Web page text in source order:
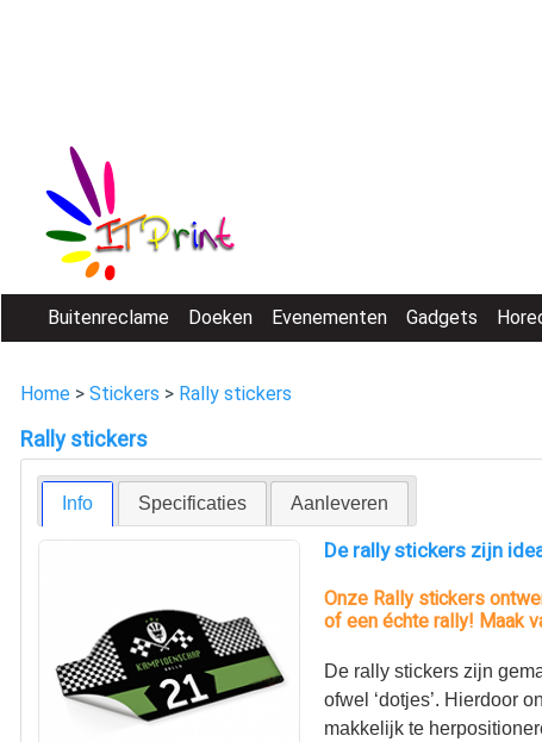
Buitenreclame Doeken Evenementen Gadgets
Home > Stickers > Rally stickers
Rally stickers
Info Specificaties Aanleveren
De rally stickers zijn
Onze Rally stickers
of een échte rally! Maak
De rally stickers zijn
ofwel ‘dotjes’. Hierdoor
makkelijk te